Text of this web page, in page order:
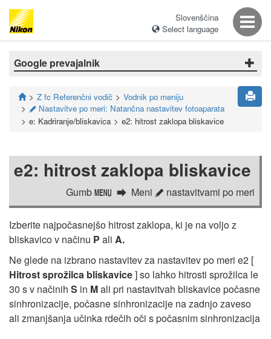
Slovenščina
Select language
Google prevajalnik
Z fc Referenčni vodič Vodnik po meniju
A Nastavitve po meri: Natančna nastavitev fotoaparata
e: Kadriranje/bliskavica
e2: hitrost zaklopa bliskavice
e2: hitrost zaklopa bliskavice
Gumb G Meni A nastavitvami po meri
Izberite najpočasnejšo hitrost zaklopa, ki je na voljo z
bliskavico v načinu P ali A.
Ne glede na izbrano nastavitev za nastavitev po meri e2 [
Hitrost sprožilca bliskavice] so lahko hitrosti sprožilca le
30 s v načinih S in Mali pri nastavitvah bliskavice počasne
sinhronizacije, počasne sinhronizacije na zadnjo zaveso
ali zmanjšanja učinka rdečih oči s počasnim sinhronizacija